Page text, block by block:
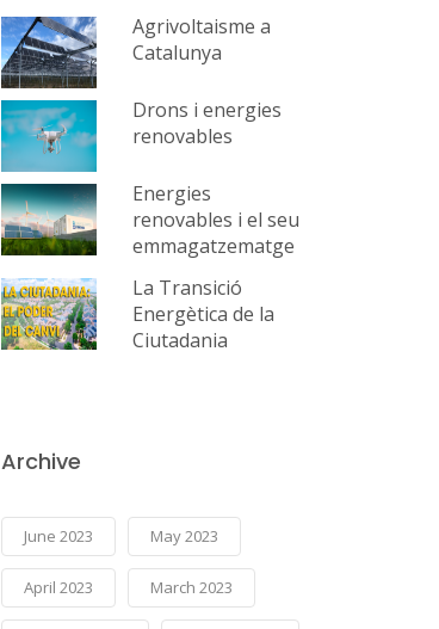
Agrivoltaisme a
Catalunya
Drons i energies
renovables
Energies
renovables i el seu
emmagatzematge
La Transició
Energètica de la
Ciutadania
Archive
June 2023 May 2023
April 2023 March 2023